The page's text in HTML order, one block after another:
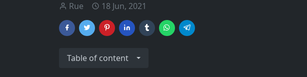
Rue 18 Jun, 2021
Table of content